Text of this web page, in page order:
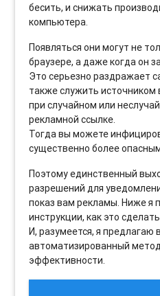
бесить, и снижать
компьютера.
Появляться они могут не
браузере, а даже когда он
Это серьезно раздражает
также служить источником
при случайном или
рекламной ссылке.
Тогда вы можете
существенно более
Поэтому единственный
разрешений для
показ вам рекламы. Ниже я
инструкции, как это
И, разумеется, я предлагаю
автоматизированный
эффективности.